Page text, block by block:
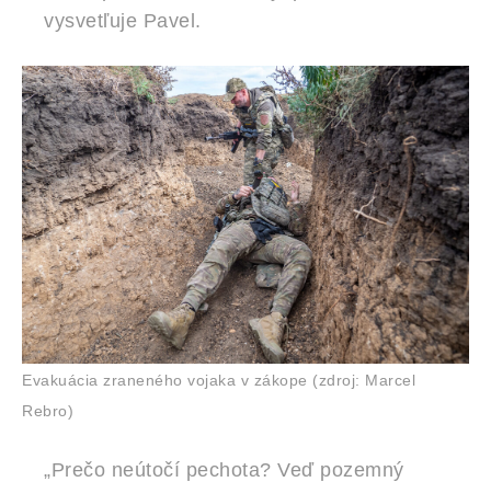
vysvetľuje Pavel.
Evakuácia zraneného vojaka v zákope (zdroj: Marcel
Rebro)
„Prečo neútočí pechota? Veď pozemný